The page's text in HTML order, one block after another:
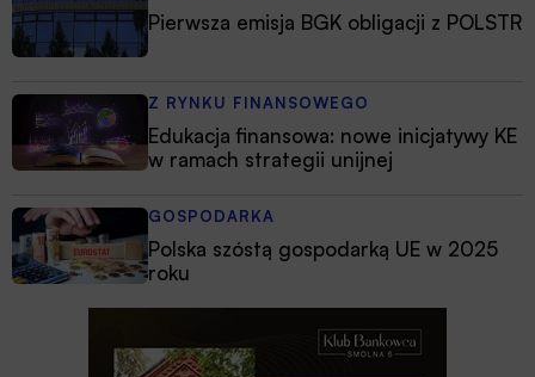
Pierwsza emisja BGK obligacji z POLSTR
Z RYNKU FINANSOWEGO
Edukacja finansowa: nowe inicjatywy KE
w ramach strategii unijnej
GOSPODARKA
Polska szóstą gospodarką UE w 2025
roku